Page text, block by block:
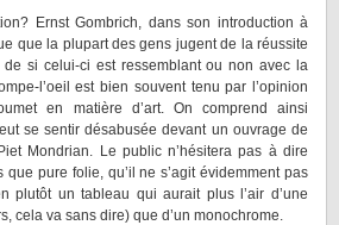
Ernst Gombrich, dans son introduction à
que la plupart des gens jugent de la réussite
de si celui-ci est ressemblant ou non avec la
l’oeil est bien souvent tenu par l’opinion
en matière d’art. On comprend ainsi
se sentir désabusée devant un ouvrage de
Mondrian. Le public n’hésitera pas à dire
que pure folie, qu’il ne s’agit évidemment pas
plutôt un tableau qui aurait plus l’air d’une
cela va sans dire) que d’un monochrome.